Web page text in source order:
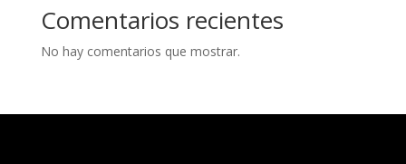
Comentarios recientes
No hay comentarios que mostrar.